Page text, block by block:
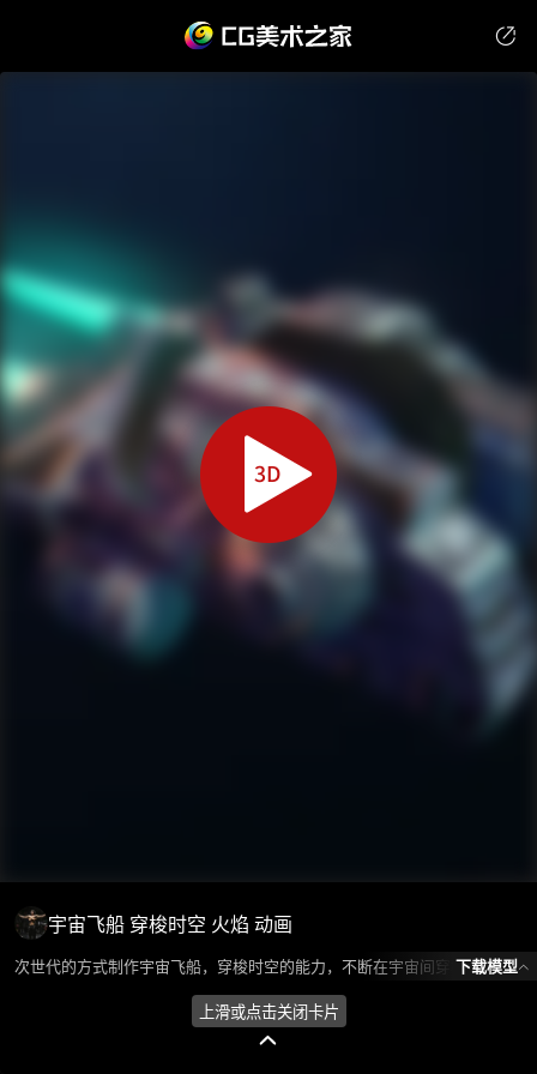
宇宙飞船 穿梭时空 火焰 动画
次世代的方式制作宇宙飞船，穿梭时空的能力，不断在宇宙间穿梭。 模型所属分类为“飞机/航天-航空/航天”，模型风格为写实，模型ID为101410，本模型由设计师 Huan环 在2024-08-22 15:41:07上传，含.fbx，.gltf，.max(3dsMax)相关源文件下载格式，点数为41899，面数为19764，材质数为2，贴图数为5，CG美术之家持续为您更新与数字孪生、影视动画和游戏VR等相关优质资源。
下载模型
上滑或点击关闭卡片